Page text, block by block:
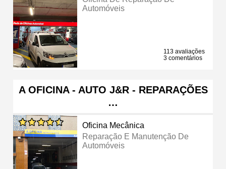
Automóveis
113 avaliações
3 comentários
A OFICINA - AUTO J&R - REPARAÇÕES
…
Oficina Mecânica
Reparação E Manutenção De
Automóveis